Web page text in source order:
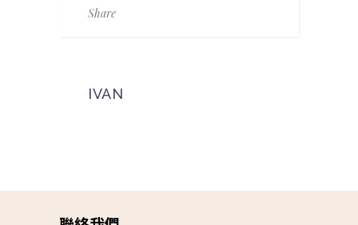
Share
IVAN